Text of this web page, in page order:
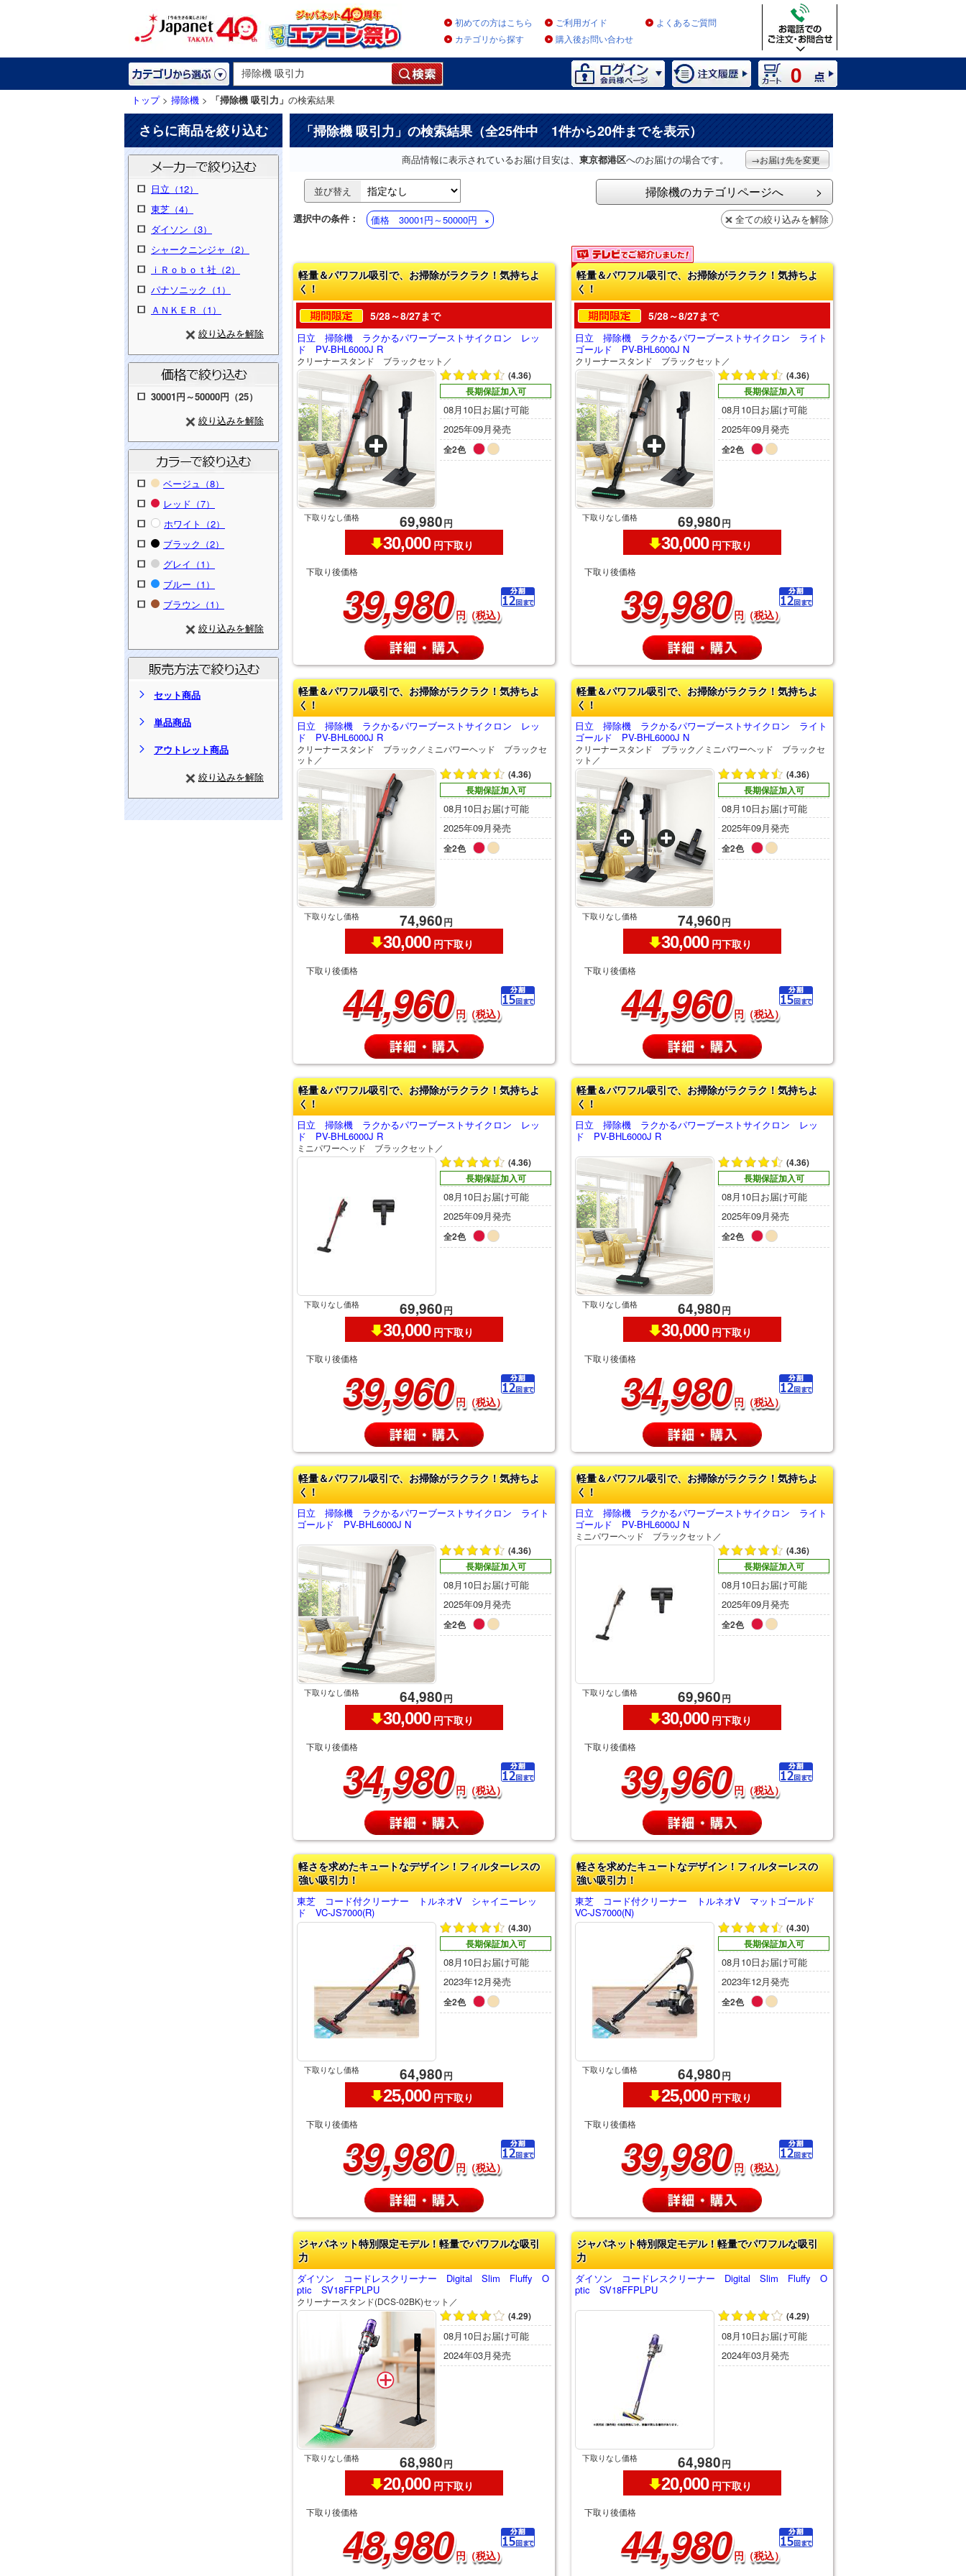
初めての方はこちら ご利用ガイド
よくあるご質問
カテゴリから探す
購入後お問い合わせ
0
トップ> 掃除機 > 「掃除機 吸引力」 の検索結果
さらに商品を絞り込む
日立（12）
東芝（4）
ダイソン（3）
シャークニンジャ（2）
ｉＲｏｂｏｔ社（2）
パナソニック（1）
ＡＮＫＥＲ（1）
絞り込みを解除
30001円～50000円（25）
絞り込みを解除
ベージュ（8）
レッド（7）
ホワイト（2）
ブラック（2）
グレイ（1）
ブルー（1）
ブラウン（1）
絞り込みを解除
セット商品
単品商品
アウトレット商品
絞り込みを解除
「掃除機 吸引力 」の検索結果（全25件中 1件から20件までを表示）
商品情報に表示されているお届け目安は、 東京都港区へのお届けの場合です。 →お届け先を変更
並び替え 掃除機のカテゴリページへ
選択中の条件： 価格 30001円～50000円 全ての絞り込みを解除
軽量＆パワフル吸引で、お掃除がラクラク！気持ちよ
く！
5/28～8/27まで
日立 掃除機 ラクかるパワーブーストサイクロン レッ
ド PV-BHL6000J R
クリーナースタンド ブラックセット／
(4.36)
長期保証加入可
08月10日お届け可能
2025年09月発売
全2色
下取りなし価格 69,980円
30,000 円下取り
下取り後価格
39,980 円（税込）
軽量＆パワフル吸引で、お掃除がラクラク！気持ちよ
く！
5/28～8/27まで
日立 掃除機 ラクかるパワーブーストサイクロン ライト
ゴールド PV-BHL6000J N
クリーナースタンド ブラックセット／
(4.36)
長期保証加入可
08月10日お届け可能
2025年09月発売
全2色
下取りなし価格 69,980円
30,000 円下取り
下取り後価格
39,980 円（税込）
軽量＆パワフル吸引で、お掃除がラクラク！気持ちよ
く！
日立 掃除機 ラクかるパワーブーストサイクロン レッ
ド PV-BHL6000J R
クリーナースタンド ブラック／ミニパワーヘッド ブラックセ
ット／
(4.36)
長期保証加入可
08月10日お届け可能
2025年09月発売
全2色
下取りなし価格 74,960円
30,000 円下取り
下取り後価格
44,960 円（税込）
軽量＆パワフル吸引で、お掃除がラクラク！気持ちよ
く！
日立 掃除機 ラクかるパワーブーストサイクロン ライト
ゴールド PV-BHL6000J N
クリーナースタンド ブラック／ミニパワーヘッド ブラックセ
ット／
(4.36)
長期保証加入可
08月10日お届け可能
2025年09月発売
全2色
下取りなし価格 74,960円
30,000 円下取り
下取り後価格
44,960 円（税込）
軽量＆パワフル吸引で、お掃除がラクラク！気持ちよ
く！
日立 掃除機 ラクかるパワーブーストサイクロン レッ
ド PV-BHL6000J R
ミニパワーヘッド ブラックセット／
(4.36)
長期保証加入可
08月10日お届け可能
2025年09月発売
全2色
下取りなし価格 69,960円
30,000 円下取り
下取り後価格
39,960 円（税込）
軽量＆パワフル吸引で、お掃除がラクラク！気持ちよ
く！
日立 掃除機 ラクかるパワーブーストサイクロン レッ
ド PV-BHL6000J R
(4.36)
長期保証加入可
08月10日お届け可能
2025年09月発売
全2色
下取りなし価格 64,980円
30,000 円下取り
下取り後価格
34,980 円（税込）
軽量＆パワフル吸引で、お掃除がラクラク！気持ちよ
く！
日立 掃除機 ラクかるパワーブーストサイクロン ライト
ゴールド PV-BHL6000J N
(4.36)
長期保証加入可
08月10日お届け可能
2025年09月発売
全2色
下取りなし価格 64,980円
30,000 円下取り
下取り後価格
34,980 円（税込）
軽量＆パワフル吸引で、お掃除がラクラク！気持ちよ
く！
日立 掃除機 ラクかるパワーブーストサイクロン ライト
ゴールド PV-BHL6000J N
ミニパワーヘッド ブラックセット／
(4.36)
長期保証加入可
08月10日お届け可能
2025年09月発売
全2色
下取りなし価格 69,960円
30,000 円下取り
下取り後価格
39,960 円（税込）
軽さを求めたキュートなデザイン！フィルターレスの
強い吸引力！
東芝 コード付クリーナー トルネオV シャイニーレッ
ド VC-JS7000(R)
(4.30)
長期保証加入可
08月10日お届け可能
2023年12月発売
全2色
下取りなし価格 64,980円
25,000 円下取り
下取り後価格
39,980 円（税込）
軽さを求めたキュートなデザイン！フィルターレスの
強い吸引力！
東芝 コード付クリーナー トルネオV マットゴールド
VC-JS7000(N)
(4.30)
長期保証加入可
08月10日お届け可能
2023年12月発売
全2色
下取りなし価格 64,980円
25,000 円下取り
下取り後価格
39,980 円（税込）
ジャパネット特別限定モデル！軽量でパワフルな吸引
力
ダイソン コードレスクリーナー Digital Slim Fluffy O
ptic SV18FFPLPU
クリーナースタンド(DCS-02BK)セット／
(4.29)
08月10日お届け可能
2024年03月発売
下取りなし価格 68,980円
20,000 円下取り
下取り後価格
48,980 円（税込）
ジャパネット特別限定モデル！軽量でパワフルな吸引
力
ダイソン コードレスクリーナー Digital Slim Fluffy O
ptic SV18FFPLPU
(4.29)
08月10日お届け可能
2024年03月発売
下取りなし価格 64,980円
20,000 円下取り
下取り後価格
44,980 円（税込）